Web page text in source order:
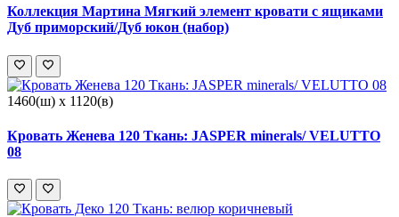
Коллекция Мартина Мягкий элемент кровати с ящиками
Дуб приморский/Дуб юкон (набор)
1460(ш) x 1120(в)
Кровать Женева 120 Ткань: JASPER minerals/ VELUTTO
08